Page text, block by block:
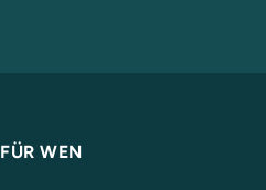
FÜR WEN